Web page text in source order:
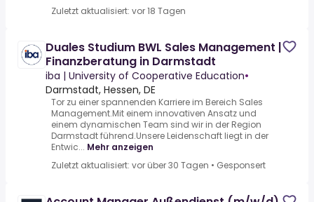
Zuletzt aktualisiert: vor 18 Tagen
Duales Studium BWL Sales Management |
Finanzberatung in Darmstadt
iba | University of Cooperative Education•
Darmstadt, Hessen, DE
Tor zu einer spannenden Karriere im Bereich Sales
Management.Mit einem innovativen Ansatz und
einem dynamischen Team sind wir in der Region
Darmstadt führend.Unsere Leidenschaft liegt in der
Entwic... Mehr anzeigen
Zuletzt aktualisiert: vor über 30 Tagen • Gesponsert